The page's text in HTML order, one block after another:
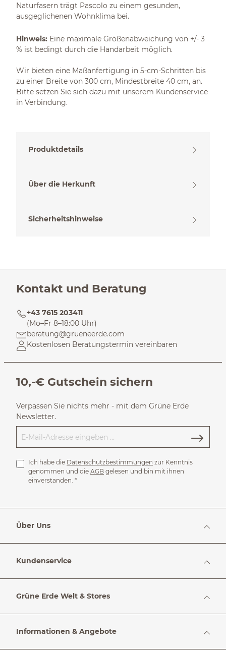
Naturfasern trägt Pascolo zu einem gesunden,
ausgeglichenen Wohnklima bei.
Hinweis: Eine maximale Größenabweichung von +/- 3
% ist bedingt durch die Handarbeit möglich.
Wir bieten eine Maßanfertigung in 5-cm-Schritten bis
zu einer Breite von 300 cm, Mindestbreite 40 cm, an.
Bitte setzen Sie sich dazu mit unserem Kundenservice
in Verbindung.
Produktdetails
Über die Herkunft
Sicherheitshinweise
Kontakt und Beratung
+43 7615 203411
(Mo–Fr 8–18:00 Uhr)
beratung@grueneerde.com
Kostenlosen Beratungstermin vereinbaren
10,-€ Gutschein sichern
Verpassen Sie nichts mehr - mit dem Grüne Erde
Newsletter.
Ich habe die Datenschutzbestimmungen zur Kenntnis
genommen und die AGB gelesen und bin mit ihnen
einverstanden. *
Über Uns
Kundenservice
Grüne Erde Welt & Stores
Informationen & Angebote